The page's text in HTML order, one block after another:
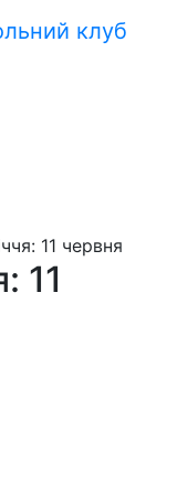
клуб
11 червня
11